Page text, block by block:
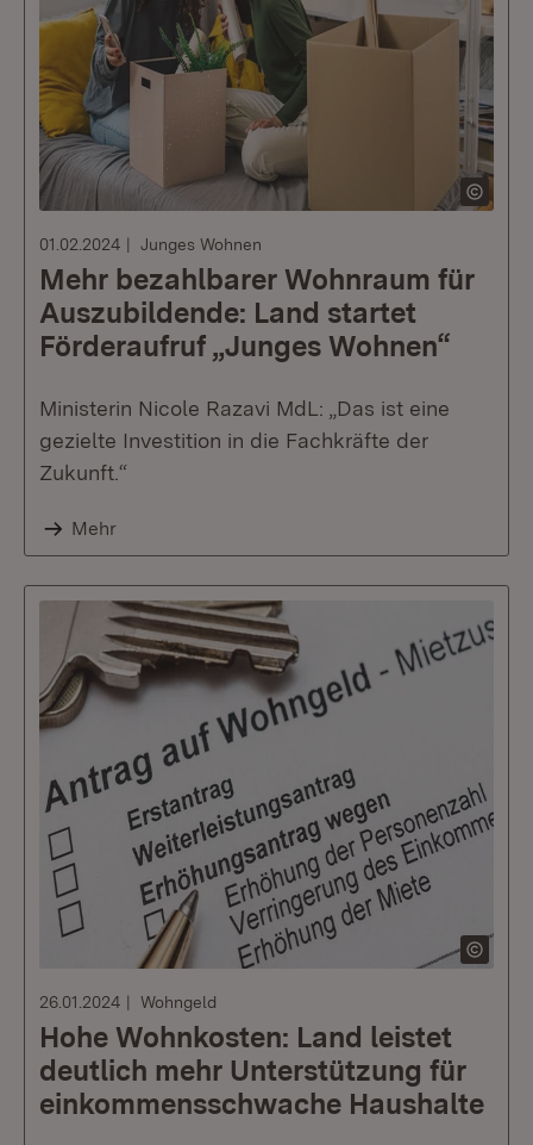
01.02.2024 Junges Wohnen
Mehr bezahlbarer Wohnraum für
Auszubildende: Land startet
Förderaufruf „Junges Wohnen“
Ministerin Nicole Razavi MdL: „Das ist eine
gezielte Investition in die Fachkräfte der
Zukunft.“
Mehr
26.01.2024 Wohngeld
Hohe Wohnkosten: Land leistet
deutlich mehr Unterstützung für
einkommensschwache Haushalte